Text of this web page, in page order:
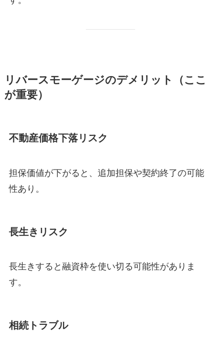
リバースモーゲージのデメリット（ここ
が重要）
不動産価格下落リスク
担保価値が下がると、追加担保や契約終了の可能
性あり。
長生きリスク
長生きすると融資枠を使い切る可能性がありま
す。
相続トラブル